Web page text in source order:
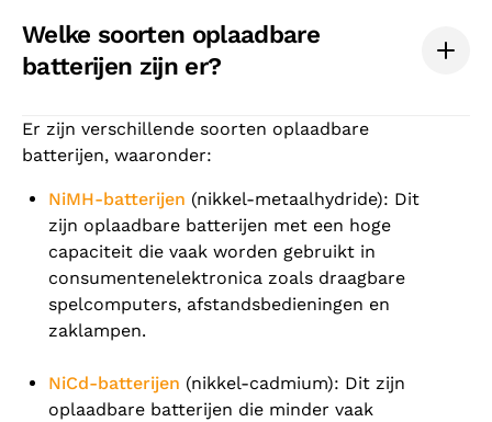
Welke soorten oplaadbare
batterijen zijn er?
Er zijn verschillende soorten oplaadbare
batterijen, waaronder:
NiMH-batterijen (nikkel-metaalhydride): Dit
zijn oplaadbare batterijen met een hoge
capaciteit die vaak worden gebruikt in
consumentenelektronica zoals draagbare
spelcomputers, afstandsbedieningen en
zaklampen.
NiCd-batterijen (nikkel-cadmium): Dit zijn
oplaadbare batterijen die minder vaak